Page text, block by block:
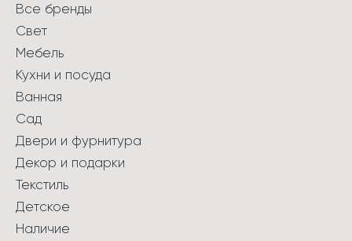
Все бренды
Свет
Мебель
Кухни и посуда
Ванная
Сад
Двери и фурнитура
Декор и подарки
Текстиль
Детское
Наличие